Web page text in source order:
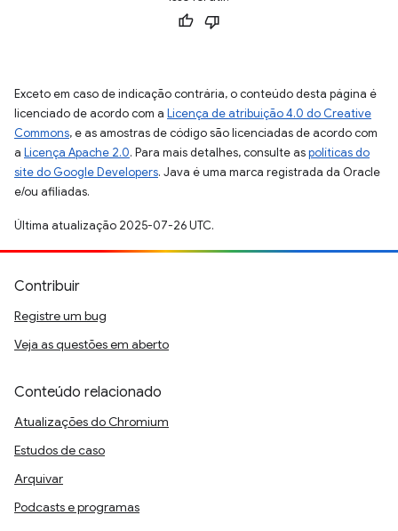
Exceto em caso de indicação contrária, o conteúdo desta página é
licenciado de acordo com a Licença de atribuição 4.0 do Creative
Commons, e as amostras de código são licenciadas de acordo com
a Licença Apache 2.0. Para mais detalhes, consulte aspolíticas do
site do Google Developers. Java é uma marca registrada da Oracle
e/ou afiliadas.
Última atualização 2025-07-26 UTC.
Contribuir
Registre um bug
Veja as questões em aberto
Conteúdo relacionado
Atualizações do Chromium
Estudos de caso
Arquivar
Podcasts e programas